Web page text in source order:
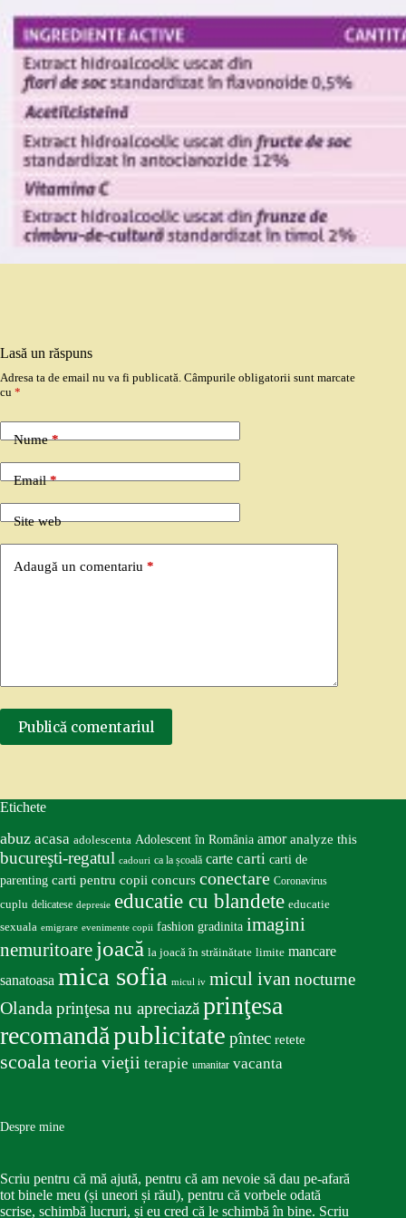
Lasă un răspuns
Adresa ta de email nu va fi publicată. Câmpurile obligatorii sunt marcate
cu *
Nume*
Email*
Site web
Adaugă un comentariu *
Publică comentariul
Etichete
abuz acasa adolescenta Adolescent în România amor analyze this
bucureşti-regatul cadouri ca la școală carte carti carti de
parenting carti pentru copii concurs conectare Coronavirus
cuplu delicatese depresie educatie cu blandete educatie
sexuala emigrare evenimente copii fashion gradinita imagini
nemuritoare joacă la joacă în străinătate limite mancare
sanatoasa mica sofia micul iv micul ivan nocturne
Olandaprinţesa nu apreciazăprinţesa
recomandăpublicitate pîntec retete
scoalateoria vieţii terapie umanitar vacanta
Despre mine
Scriu pentru că mă ajută, pentru că am nevoie să dau pe-afară
tot binele meu (și uneori și răul), pentru că vorbele odată
scrise, schimbă lucruri, și eu cred că le schimbă în bine. Scriu